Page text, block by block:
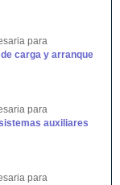
para
carga y arranque
para
auxiliares
para